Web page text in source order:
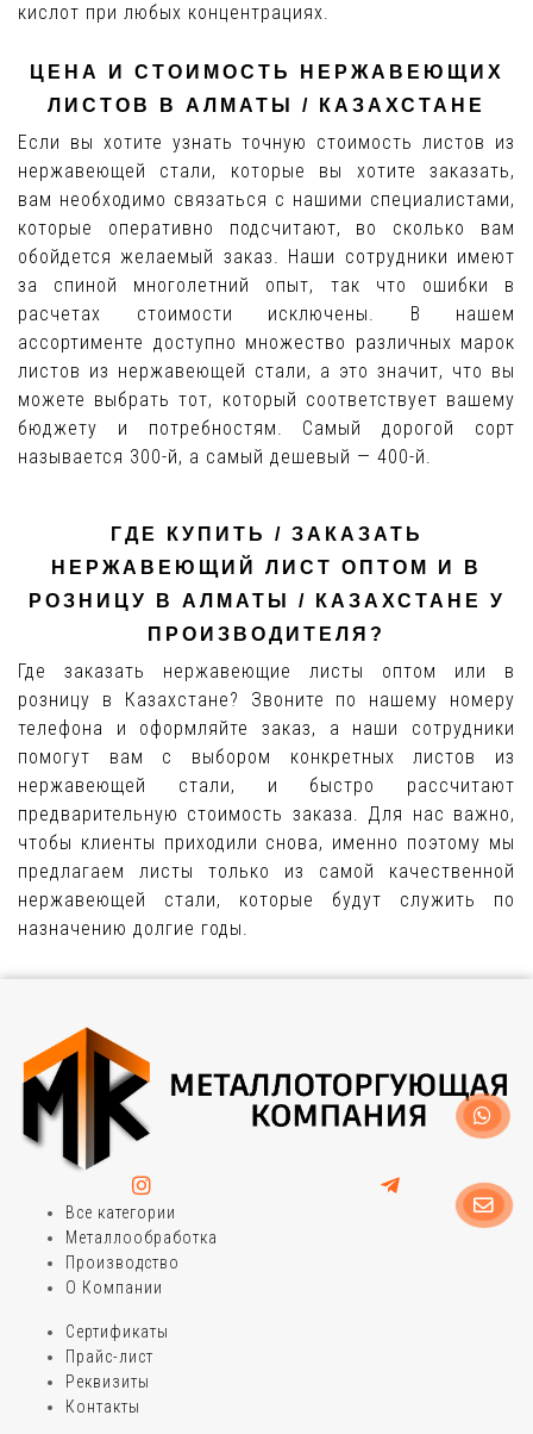
кислот при любых концентрациях.
ЦЕНА И СТОИМОСТЬ НЕРЖАВЕЮЩИХ
ЛИСТОВ В АЛМАТЫ / КАЗАХСТАНЕ
Если вы хотите узнать точную стоимость листов из
нержавеющей стали, которые вы хотите заказать,
вам необходимо связаться с нашими специалистами,
которые оперативно подсчитают, во сколько вам
обойдется желаемый заказ. Наши сотрудники имеют
за спиной многолетний опыт, так что ошибки в
расчетах стоимости исключены. В нашем
ассортименте доступно множество различных марок
листов из нержавеющей стали, а это значит, что вы
можете выбрать тот, который соответствует вашему
бюджету и потребностям. Самый дорогой сорт
называется 300-й, а самый дешевый — 400-й.
ГДЕ КУПИТЬ / ЗАКАЗАТЬ
НЕРЖАВЕЮЩИЙ ЛИСТ ОПТОМ И В
РОЗНИЦУ В АЛМАТЫ / КАЗАХСТАНЕ У
ПРОИЗВОДИТЕЛЯ?
Где заказать нержавеющие листы оптом или в
розницу в Казахстане? Звоните по нашему номеру
телефона и оформляйте заказ, а наши сотрудники
помогут вам с выбором конкретных листов из
нержавеющей стали, и быстро рассчитают
предварительную стоимость заказа. Для нас важно,
чтобы клиенты приходили снова, именно поэтому мы
предлагаем листы только из самой качественной
нержавеющей стали, которые будут служить по
назначению долгие годы.
Все категории
Металлообработка
Производство
О Компании
Сертификаты
Прайс-лист
Реквизиты
Контакты